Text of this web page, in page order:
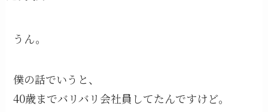
うん。
僕の話でいうと、
40歳までバリバリ会社員してたんですけど。